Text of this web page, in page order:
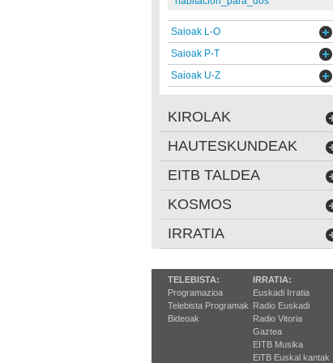
Saioak L-O
Saioak P-T
Saioak U-Z
KIROLAK
HAUTESKUNDEAK
EITB TALDEA
KOSMOS
IRRATIA
TELEBISTA:
Programazioa
Telebista Programak
Bideoak
IRRATIA:
Euskadi Irratia
Radio Euskadi
Radio Vitoria
Gaztea
EITB Musika
EiTB Euskal kantak